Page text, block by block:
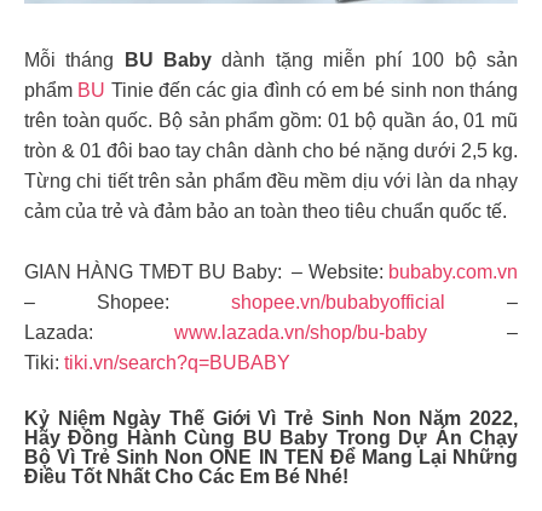
Mỗi tháng BU Babydành tặng miễn phí 100 bộ sản
phẩm BU Tinie đến các gia đình có em bé sinh non tháng
trên toàn quốc. Bộ sản phẩm gồm: 01 bộ quần áo, 01 mũ
tròn & 01 đôi bao tay chân dành cho bé nặng dưới 2,5 kg.
Từng chi tiết trên sản phẩm đều mềm dịu với làn da nhạy
cảm của trẻ và đảm bảo an toàn theo tiêu chuẩn quốc tế.
GIAN HÀNG TMĐT BU Baby: – Website: bubaby.com.vn
– Shopee: shopee.vn/bubabyofficial
–
Lazada: www.lazada.vn/shop/bu-baby–
Tiki: tiki.vn/search?q=BUBABY
Kỷ Niệm Ngày Thế Giới Vì Trẻ Sinh Non Năm 2022,
Hãy Đồng Hành Cùng BU Baby Trong Dự Án Chạy
Bộ Vì Trẻ Sinh Non ONE IN TEN Để Mang Lại Những
Điều Tốt Nhất Cho Các Em Bé Nhé!